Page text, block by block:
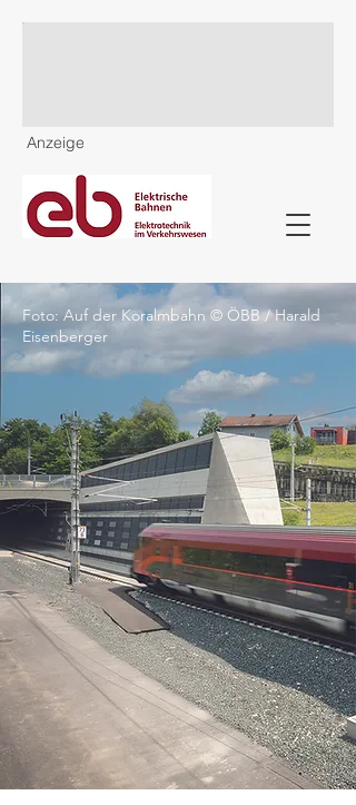
Anzeige
Foto: Auf der Koralmbahn © ÖBB / Harald
Eisenberger